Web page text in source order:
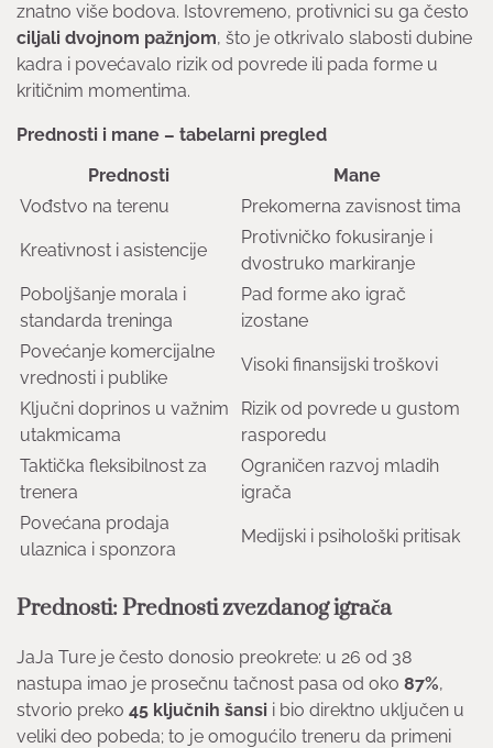
znatno više bodova. Istovremeno, protivnici su ga često
ciljali dvojnom pažnjom, što je otkrivalo slabosti dubine
kadra i povećavalo rizik od povrede ili pada forme u
kritičnim momentima.
Prednosti i mane – tabelarni pregled
Prednosti
Mane
Vođstvo na terenu
Prekomerna zavisnost tima
Kreativnost i asistencije
Protivničko fokusiranje i
dvostruko markiranje
Poboljšanje morala i
standarda treninga
Pad forme ako igrač
izostane
Povećanje komercijalne
vrednosti i publike
Visoki finansijski troškovi
Ključni doprinos u važnim
utakmicama
Rizik od povrede u gustom
rasporedu
Taktička fleksibilnost za
trenera
Ograničen razvoj mladih
igrača
Povećana prodaja
ulaznica i sponzora
Medijski i psihološki pritisak
Prednosti: Prednosti zvezdanog igrača
JaJa Ture je često donosio preokrete: u 26 od 38
nastupa imao je prosečnu tačnost pasa od oko 87%,
stvorio preko 45 ključnih šansi i bio direktno uključen u
veliki deo pobeda; to je omogućilo treneru da primeni